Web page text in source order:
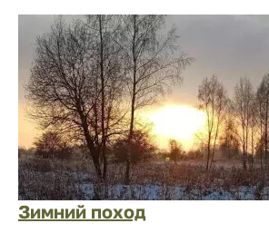
Зимний поход